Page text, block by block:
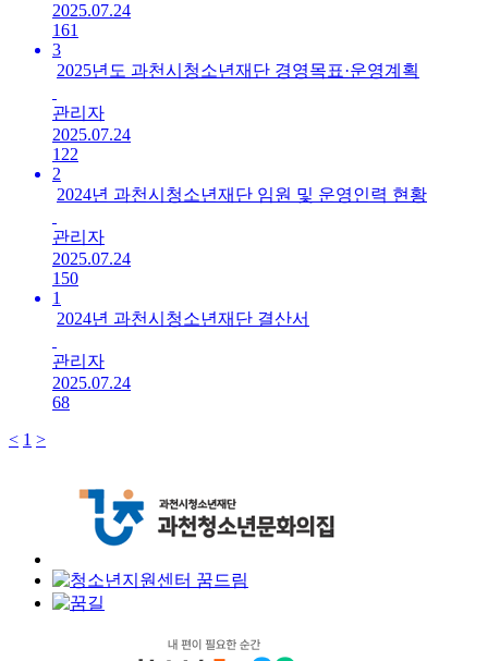
2025.07.24
161
3
2025년도 과천시청소년재단 경영목표·운영계획
관리자
2025.07.24
122
2
2024년 과천시청소년재단 임원 및 운영인력 현황
관리자
2025.07.24
150
1
2024년 과천시청소년재단 결산서
관리자
2025.07.24
68
< 1 >